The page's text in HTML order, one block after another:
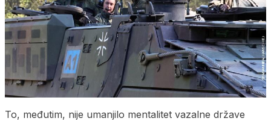
To, međutim, nije umanjilo mentalitet vazalne države